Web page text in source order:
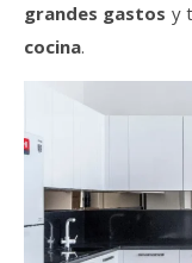
grandes gastos y
cocina.